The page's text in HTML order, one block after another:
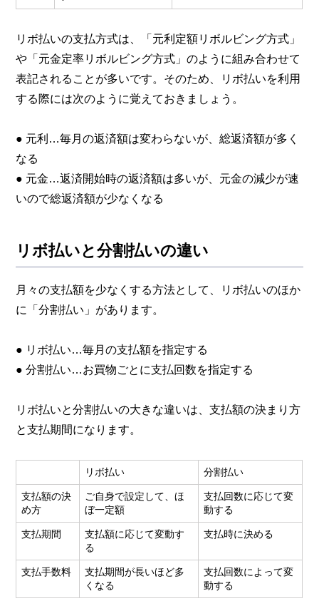
リボ払いの支払方式は、「元利定額リボルビング方式」
や「元金定率リボルビング方式」のように組み合わせて
表記されることが多いです。そのため、リボ払いを利用
する際には次のように覚えておきましょう。
● 元利…毎月の返済額は変わらないが、総返済額が多く
なる
● 元金…返済開始時の返済額は多いが、元金の減少が速
いので総返済額が少なくなる
リボ払いと分割払いの違い
月々の支払額を少なくする方法として、リボ払いのほか
に「分割払い」があります。
● リボ払い…毎月の支払額を指定する
● 分割払い…お買物ごとに支払回数を指定する
リボ払いと分割払いの大きな違いは、支払額の決まり方
と支払期間になります。
リボ払い 分割払い
支払額の決
め方
ご自身で設定して、ほ
ぼ一定額
支払回数に応じて変
動する
支払期間
支払額に応じて変動す
る
支払時に決める
支払手数料
支払期間が長いほど多
くなる
支払回数によって変
動する